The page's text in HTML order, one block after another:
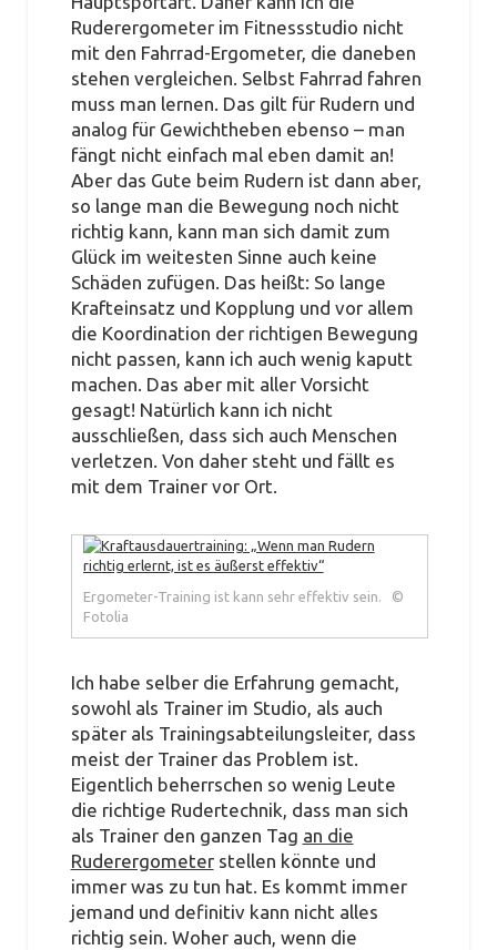
Ruderergometer im Fitnessstudio nicht
mit den Fahrrad-Ergometer, die daneben
stehen vergleichen. Selbst Fahrrad fahren
muss man lernen. Das gilt für Rudern und
analog für Gewichtheben ebenso – man
fängt nicht einfach mal eben damit an!
Aber das Gute beim Rudern ist dann aber,
so lange man die Bewegung noch nicht
richtig kann, kann man sich damit zum
Glück im weitesten Sinne auch keine
Schäden zufügen. Das heißt: So lange
Krafteinsatz und Kopplung und vor allem
die Koordination der richtigen Bewegung
nicht passen, kann ich auch wenig kaputt
machen. Das aber mit aller Vorsicht
gesagt! Natürlich kann ich nicht
ausschließen, dass sich auch Menschen
verletzen. Von daher steht und fällt es
mit dem Trainer vor Ort.
Ergometer-Training ist kann sehr effektiv sein. ©
Fotolia
Ich habe selber die Erfahrung gemacht,
sowohl als Trainer im Studio, als auch
später als Trainingsabteilungsleiter, dass
meist der Trainer das Problem ist.
Eigentlich beherrschen so wenig Leute
die richtige Rudertechnik, dass man sich
als Trainer den ganzen Tag an die
Ruderergometerstellen könnte und
immer was zu tun hat. Es kommt immer
jemand und definitiv kann nicht alles
richtig sein. Woher auch, wenn die